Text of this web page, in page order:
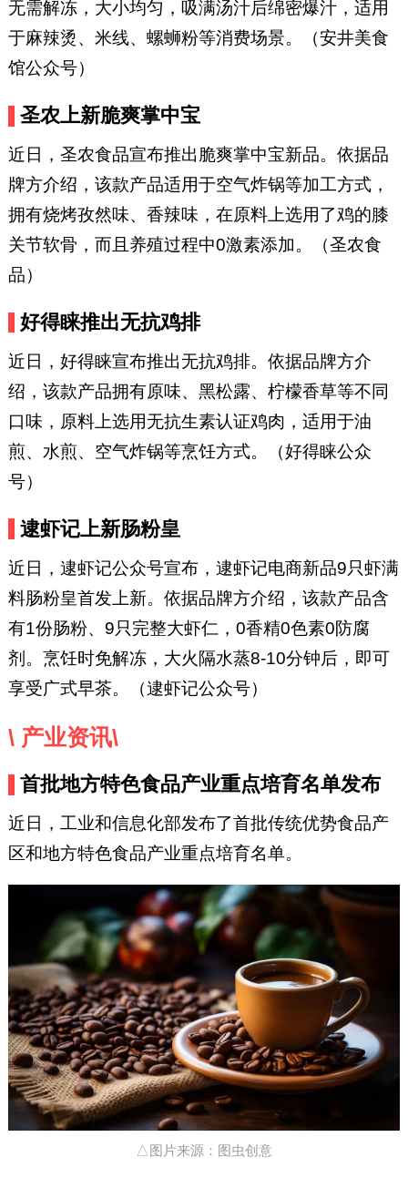
无需解冻，大小均匀，吸满汤汁后绵密爆汁，适用
于麻辣烫、米线、螺蛳粉等消费场景。（安井美食
馆公众号）
圣农上新脆爽掌中宝
近日，圣农食品宣布推出脆爽掌中宝新品。依据品
牌方介绍，该款产品适用于空气炸锅等加工方式，
拥有烧烤孜然味、香辣味，在原料上选用了鸡的膝
关节软骨，而且养殖过程中0激素添加。（圣农食
品）
好得睐推出无抗鸡排
近日，好得睐宣布推出无抗鸡排。依据品牌方介
绍，该款产品拥有原味、黑松露、柠檬香草等不同
口味，原料上选用无抗生素认证鸡肉，适用于油
煎、水煎、空气炸锅等烹饪方式。（好得睐公众
号）
逮虾记上新肠粉皇
近日，逮虾记公众号宣布，逮虾记电商新品9只虾满
料肠粉皇首发上新。依据品牌方介绍，该款产品含
有1份肠粉、9只完整大虾仁，0香精0色素0防腐
剂。烹饪时免解冻，大火隔水蒸8-10分钟后，即可
享受广式早茶。（逮虾记公众号）
\ 产业资讯\
首批地方特色食品产业重点培育名单发布
近日，工业和信息化部发布了首批传统优势食品产
区和地方特色食品产业重点培育名单。
△图片来源：图虫创意